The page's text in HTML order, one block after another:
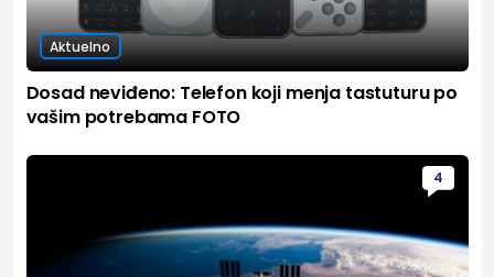
Aktuelno
Dosad neviđeno: Telefon koji menja tastuturu po
vašim potrebama FOTO
4